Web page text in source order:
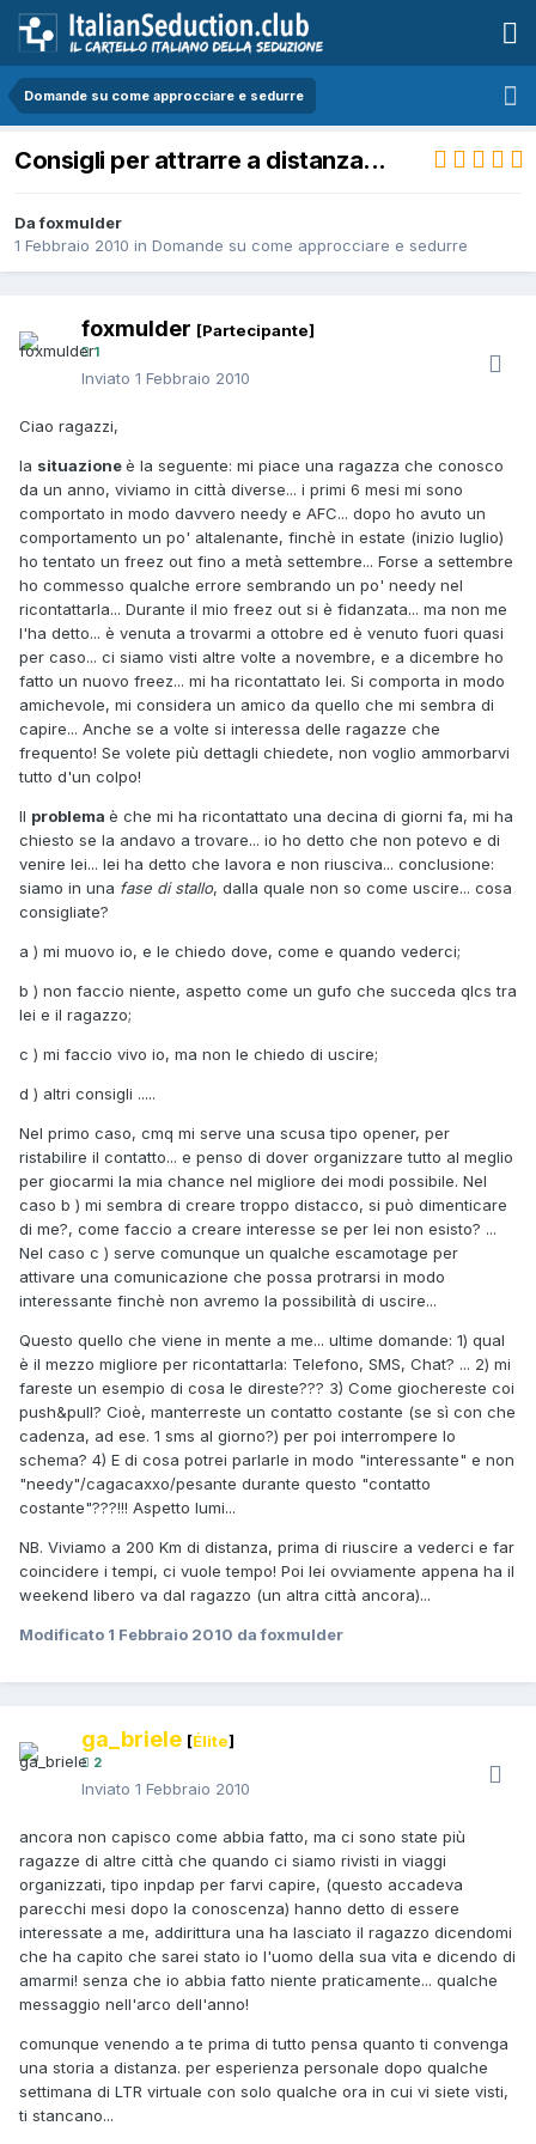
Domande su come approcciare e sedurre
Consigli per attrarre a distanza...
Da foxmulder
1 Febbraio 2010 in Domande su come approcciare e sedurre
foxmulder [Partecipante]
1
Inviato 1 Febbraio 2010
Ciao ragazzi,
la situazioneè la seguente: mi piace una ragazza che conosco
da un anno, viviamo in città diverse... i primi 6 mesi mi sono
comportato in modo davvero needy e AFC... dopo ho avuto un
comportamento un po' altalenante, finchè in estate (inizio luglio)
ho tentato un freez out fino a metà settembre... Forse a settembre
ho commesso qualche errore sembrando un po' needy nel
ricontattarla... Durante il mio freez out si è fidanzata... ma non me
l'ha detto... è venuta a trovarmi a ottobre ed è venuto fuori quasi
per caso... ci siamo visti altre volte a novembre, e a dicembre ho
fatto un nuovo freez... mi ha ricontattato lei. Si comporta in modo
amichevole, mi considera un amico da quello che mi sembra di
capire... Anche se a volte si interessa delle ragazze che
frequento! Se volete più dettagli chiedete, non voglio ammorbarvi
tutto d'un colpo!
Il problema è che mi ha ricontattato una decina di giorni fa, mi ha
chiesto se la andavo a trovare... io ho detto che non potevo e di
venire lei... lei ha detto che lavora e non riusciva... conclusione:
siamo in una fase di stallo, dalla quale non so come uscire... cosa
consigliate?
a ) mi muovo io, e le chiedo dove, come e quando vederci;
b ) non faccio niente, aspetto come un gufo che succeda qlcs tra
lei e il ragazzo;
c ) mi faccio vivo io, ma non le chiedo di uscire;
d ) altri consigli .....
Nel primo caso, cmq mi serve una scusa tipo opener, per
ristabilire il contatto... e penso di dover organizzare tutto al meglio
per giocarmi la mia chance nel migliore dei modi possibile. Nel
caso b ) mi sembra di creare troppo distacco, si può dimenticare
di me?, come faccio a creare interesse se per lei non esisto? ...
Nel caso c ) serve comunque un qualche escamotage per
attivare una comunicazione che possa protrarsi in modo
interessante finchè non avremo la possibilità di uscire...
Questo quello che viene in mente a me... ultime domande: 1) qual
è il mezzo migliore per ricontattarla: Telefono, SMS, Chat? ... 2) mi
fareste un esempio di cosa le direste??? 3) Come giochereste coi
push&pull? Cioè, manterreste un contatto costante (se sì con che
cadenza, ad ese. 1 sms al giorno?) per poi interrompere lo
schema? 4) E di cosa potrei parlarle in modo "interessante" e non
"needy"/cagacaxxo/pesante durante questo "contatto
costante"???!!! Aspetto lumi...
NB. Viviamo a 200 Km di distanza, prima di riuscire a vederci e far
coincidere i tempi, ci vuole tempo! Poi lei ovviamente appena ha il
weekend libero va dal ragazzo (un altra città ancora)...
Modificato 1 Febbraio 2010 da foxmulder
ga_briele [Élite]
2
Inviato 1 Febbraio 2010
ancora non capisco come abbia fatto, ma ci sono state più
ragazze di altre città che quando ci siamo rivisti in viaggi
organizzati, tipo inpdap per farvi capire, (questo accadeva
parecchi mesi dopo la conoscenza) hanno detto di essere
interessate a me, addirittura una ha lasciato il ragazzo dicendomi
che ha capito che sarei stato io l'uomo della sua vita e dicendo di
amarmi! senza che io abbia fatto niente praticamente... qualche
messaggio nell'arco dell'anno!
comunque venendo a te prima di tutto pensa quanto ti convenga
una storia a distanza. per esperienza personale dopo qualche
settimana di LTR virtuale con solo qualche ora in cui vi siete visti,
ti stancano...